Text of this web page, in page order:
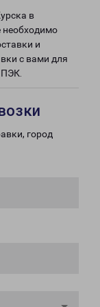
в
необходимо
и
с вами для
город